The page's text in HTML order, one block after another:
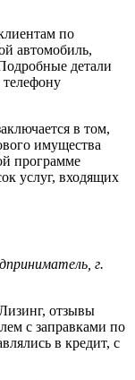
по
автомобиль,
детали
в том,
имущества
программе
услуг, входящих
г.
отзывы
с заправками по
в кредит, с